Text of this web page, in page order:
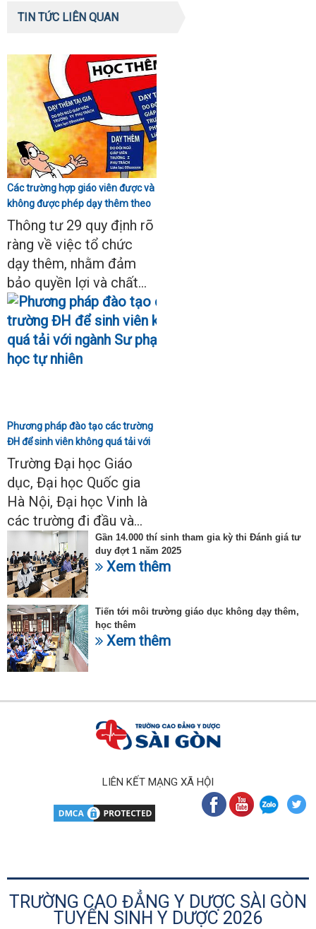
TIN TỨC LIÊN QUAN
Các trường hợp giáo viên được và
không được phép dạy thêm theo
Thông tư 29
Thông tư 29 quy định rõ
ràng về việc tổ chức
dạy thêm, nhằm đảm
bảo quyền lợi và chất...
Phương pháp đào tạo các trường
ĐH để sinh viên không quá tải với
ngành Sư phạm Khoa học tự
nhiên
Trường Đại học Giáo
dục, Đại học Quốc gia
Hà Nội, Đại học Vinh là
các trường đi đầu và...
Gần 14.000 thí sinh tham gia kỳ thi Đánh giá tư
duy đợt 1 năm 2025
Xem thêm
Tiến tới môi trường giáo dục không dạy thêm,
học thêm
Xem thêm
LIÊN KẾT MẠNG XÃ HỘI
TRƯỜNG CAO ĐẲNG Y DƯỢC SÀI GÒN
TUYỂN SINH Y DƯỢC 2026